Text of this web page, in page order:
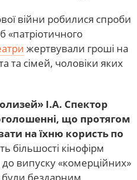
війни робилися спроби
«патріотичного
жертвували гроші на
та сімей, чоловіки яких
І.А. Спектор
що протягом
на їхню користь по
більшості кінофірм
випуску «комерційних»
були бездарним